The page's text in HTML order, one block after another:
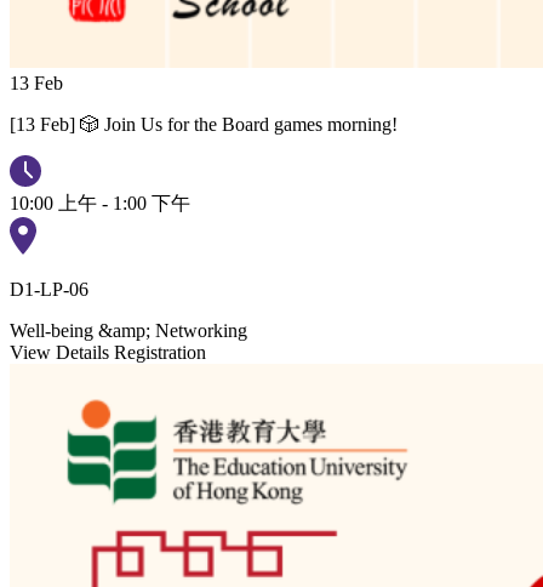
13 Feb
[13 Feb] 🎲 Join Us for the Board games morning!
10:00 上午 - 1:00 下午
D1-LP-06
Well-being &amp; Networking
View Details Registration